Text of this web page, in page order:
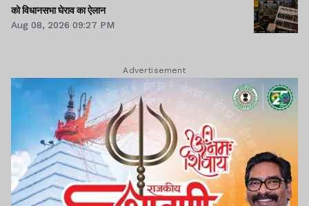
को विधानसभा घेराव का ऐलान
Aug 08, 2026 09:27 PM
Advertisement